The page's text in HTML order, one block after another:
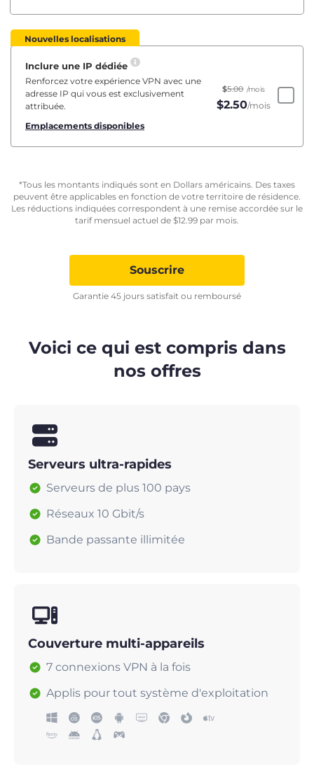
Nouvelles localisations
Inclure une IP dédiée
Renforcez votre expérience VPN avec une
adresse IP qui vous est exclusivement
attribuée.
Emplacements disponibles
$5.00 /mois
$2.50/mois
*Tous les montants indiqués sont en Dollars américains. Des taxes
peuvent être applicables en fonction de votre territoire de résidence.
Les réductions indiquées correspondent à une remise accordée sur le
tarif mensuel actuel de $12.99 par mois.
Souscrire
Garantie 45 jours satisfait ou remboursé
Voici ce qui est compris dans
nos offres
Serveurs ultra-rapides
Serveurs de plus 100 pays
Réseaux 10 Gbit/s
Bande passante illimitée
Couverture multi-appareils
7 connexions VPN à la fois
Applis pour tout système d'exploitation